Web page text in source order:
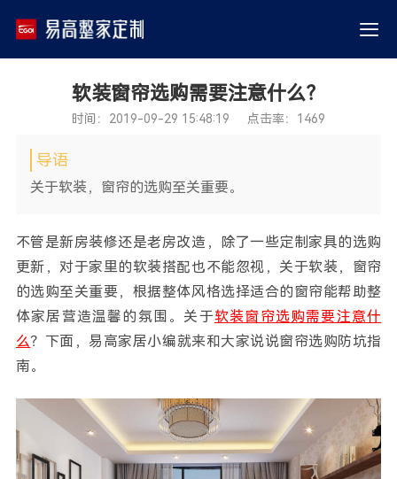
软装窗帘选购需要注意什么？
时间：2019-09-29 15:48:19 点击率：1469
导语
关于软装，窗帘的选购至关重要。
不管是新房装修还是老房改造，除了一些定制家具的选购
更新，对于家里的软装搭配也不能忽视，关于软装，窗帘
的选购至关重要，根据整体风格选择适合的窗帘能帮助整
体家居营造温馨的氛围。关于软装窗帘选购需要注意什
么？下面，易高家居小编就来和大家说说窗帘选购防坑指
南。